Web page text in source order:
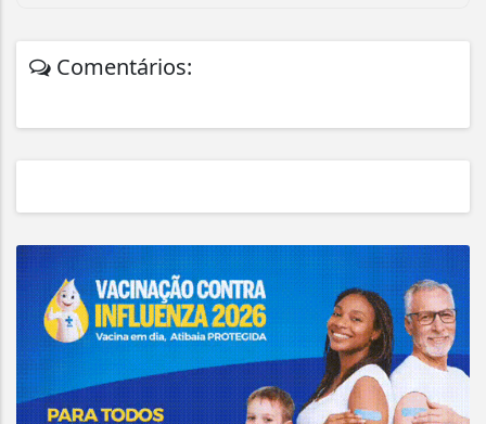
Comentários: